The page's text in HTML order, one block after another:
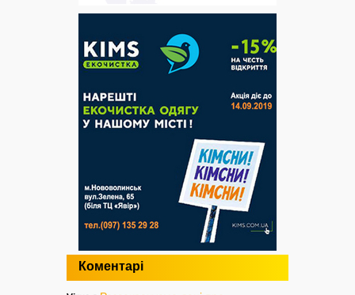
Коментарі